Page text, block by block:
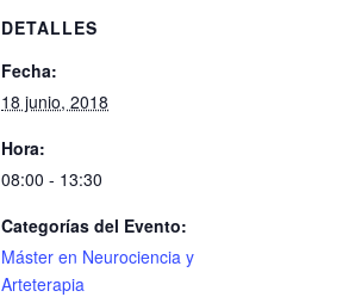
DETALLES
Fecha:
18 junio, 2018
Hora:
08:00 - 13:30
Categorías del Evento:
Máster en Neurociencia y
Arteterapia